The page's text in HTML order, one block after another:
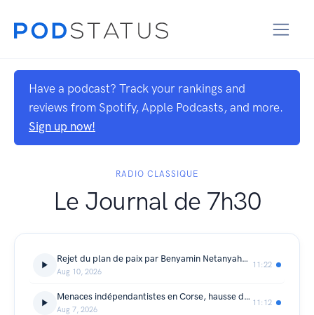
Have a podcast? Track your rankings and
reviews from Spotify, Apple Podcasts, and more.
Sign up now!
RADIO CLASSIQUE
Le Journal de 7h30
Rejet du plan de paix par Benyamin Netanyahou, incendies en France et hausse de la cancoillotte
Aug 10, 2026
11:22
Menaces indépendantistes en Corse, hausse des cambriolages et 36e édition de la Nuit des étoiles
Aug 7, 2026
11:12